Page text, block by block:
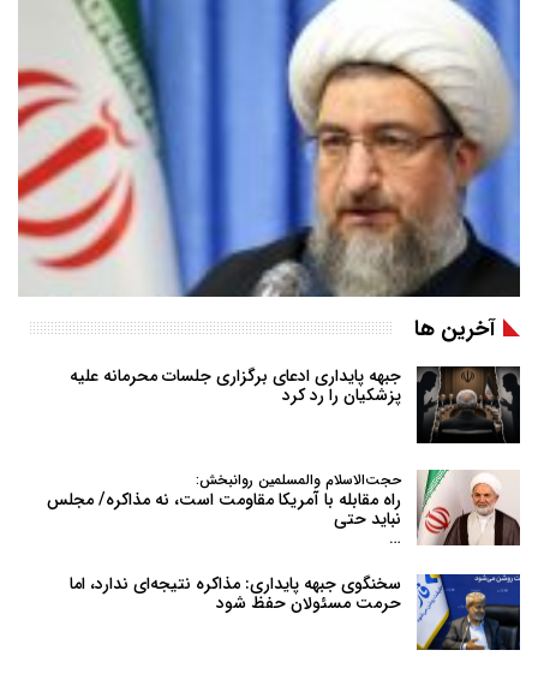
آخرین ها
جبهه پایداری ادعای برگزاری جلسات محرمانه علیه
پزشکیان را رد کرد
حجت‌الاسلام والمسلمین روانبخش:
راه مقابله با آمریکا مقاومت است، نه مذاکره/ مجلس
نباید حتی
…
سخنگوی جبهه پایداری: مذاکره نتیجه‌ای ندارد، اما
حرمت مسئولان حفظ شود